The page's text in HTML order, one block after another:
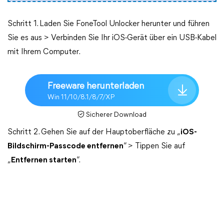
Schritt 1. Laden Sie FoneTool Unlocker herunter und führen
Sie es aus > Verbinden Sie Ihr iOS-Gerät über ein USB-Kabel
mit Ihrem Computer.
Freeware herunterladen
Win 11/10/8.1/8/7/XP
Sicherer Download
Schritt 2. Gehen Sie auf der Hauptoberfläche zu „iOS-
Bildschirm-Passcode entfernen“ > Tippen Sie auf
„ Entfernen starten“.